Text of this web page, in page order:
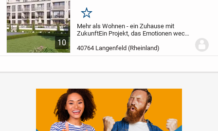
10
Merken
Mehr als Wohnen - ein Zuhause mit
ZukunftEin Projekt, das Emotionen weckt
Eigennutzer. Für Generationen.
verkehrsgünstiger Lage von Langenfeld-
40764 Langenfeld (Rheinland)